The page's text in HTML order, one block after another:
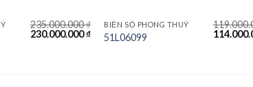
235.000.000₫
Giá
230.000.000₫Giá
hiện
BIỂN SỐ PHONG THUỶ
51L06099
Giá